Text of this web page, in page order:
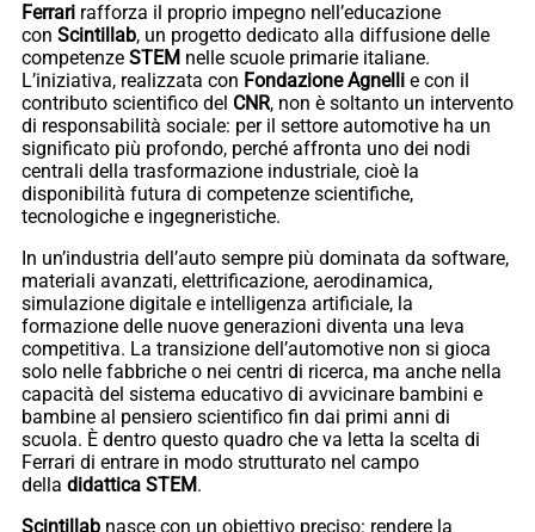
Ferrari rafforza il proprio impegno nell’educazione
con Scintillab, un progetto dedicato alla diffusione delle
competenze STEM nelle scuole primarie italiane.
L’iniziativa, realizzata con Fondazione Agnelli e con il
contributo scientifico del CNR, non è soltanto un intervento
di responsabilità sociale: per il settore automotive ha un
significato più profondo, perché affronta uno dei nodi
centrali della trasformazione industriale, cioè la
disponibilità futura di competenze scientifiche,
tecnologiche e ingegneristiche.
In un’industria dell’auto sempre più dominata da software,
materiali avanzati, elettrificazione, aerodinamica,
simulazione digitale e intelligenza artificiale, la
formazione delle nuove generazioni diventa una leva
competitiva. La transizione dell’automotive non si gioca
solo nelle fabbriche o nei centri di ricerca, ma anche nella
capacità del sistema educativo di avvicinare bambini e
bambine al pensiero scientifico fin dai primi anni di
scuola. È dentro questo quadro che va letta la scelta di
Ferrari di entrare in modo strutturato nel campo
della didattica STEM.
Scintillab nasce con un obiettivo preciso: rendere la